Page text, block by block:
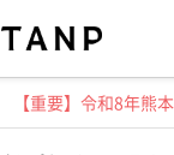
【重要】令和8年熊